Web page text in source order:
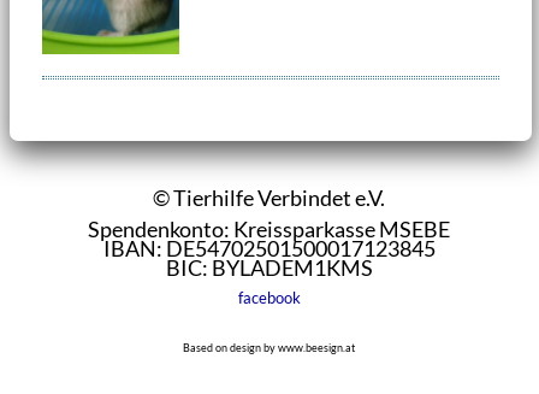
© Tierhilfe Verbindet e.V.
Spendenkonto: Kreissparkasse MSEBE
IBAN: DE54702501500017123845
BIC: BYLADEM1KMS
facebook
Based on design by www.beesign.at